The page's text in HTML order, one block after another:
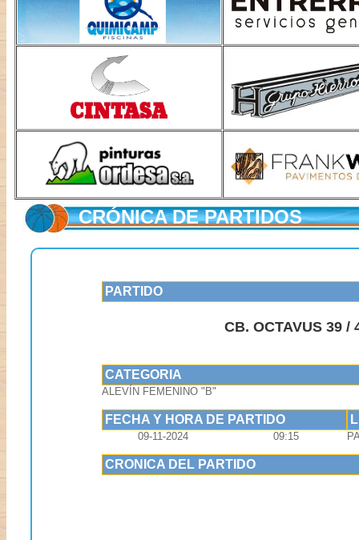
CRÓNICA DE PARTIDOS
PARTIDO
CB. OCTAVUS 39 /
CATEGORIA
ALEVÍN FEMENINO "B"
FECHA Y HORA DE PARTIDO
09-11-2024 09:15
CRONICA DEL PARTIDO